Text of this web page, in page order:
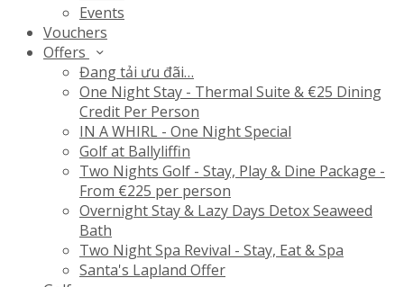
Events
Vouchers
Offers
Đang tải ưu đãi…
One Night Stay - Thermal Suite & €25 Dining
Credit Per Person
IN A WHIRL - One Night Special
Golf at Ballyliffin
Two Nights Golf - Stay, Play & Dine Package -
From €225 per person
Overnight Stay & Lazy Days Detox Seaweed
Bath
Two Night Spa Revival - Stay, Eat & Spa
Santa's Lapland Offer